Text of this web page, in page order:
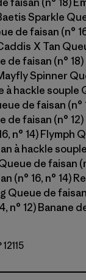
Sparkle
de faisan (n°
X Tan
de faisan (n°
Spinner
à hackle souple
de faisan (n°
de faisan (n°
n° 14) Flymph
à hackle
de faisan
(n° 16, n° 14)
Queue de
n° 12) Banane